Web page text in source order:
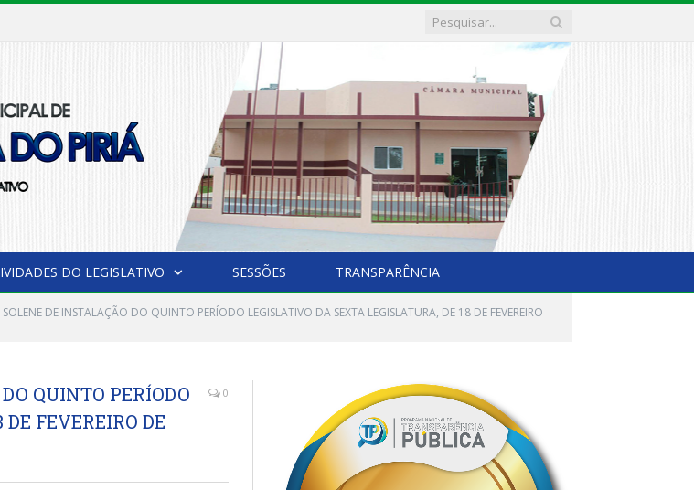
DO LEGISLATIVO SESSÕES TRANSPARÊNCIA
DE INSTALAÇÃO DO QUINTO PERÍODO LEGISLATIVO DA SEXTA LEGISLATURA, DE 18 DE FEVEREIRO
QUINTO PERÍODO
FEVEREIRO DE
0